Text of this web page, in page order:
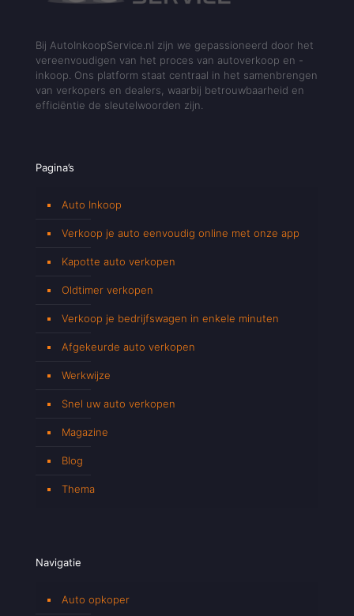
Bij AutoInkoopService.nl zijn we gepassioneerd door het
vereenvoudigen van het proces van autoverkoop en -
inkoop. Ons platform staat centraal in het samenbrengen
van verkopers en dealers, waarbij betrouwbaarheid en
efficiëntie de sleutelwoorden zijn.
Pagina’s
Auto Inkoop
Verkoop je auto eenvoudig online met onze app
Kapotte auto verkopen
Oldtimer verkopen
Verkoop je bedrijfswagen in enkele minuten
Afgekeurde auto verkopen
Werkwijze
Snel uw auto verkopen
Magazine
Blog
Thema
Navigatie
Auto opkoper